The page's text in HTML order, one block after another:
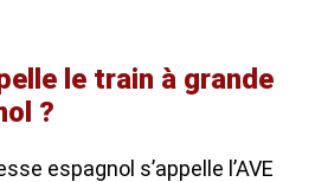
le train à grande
?
espagnol s’appelle l’AVE